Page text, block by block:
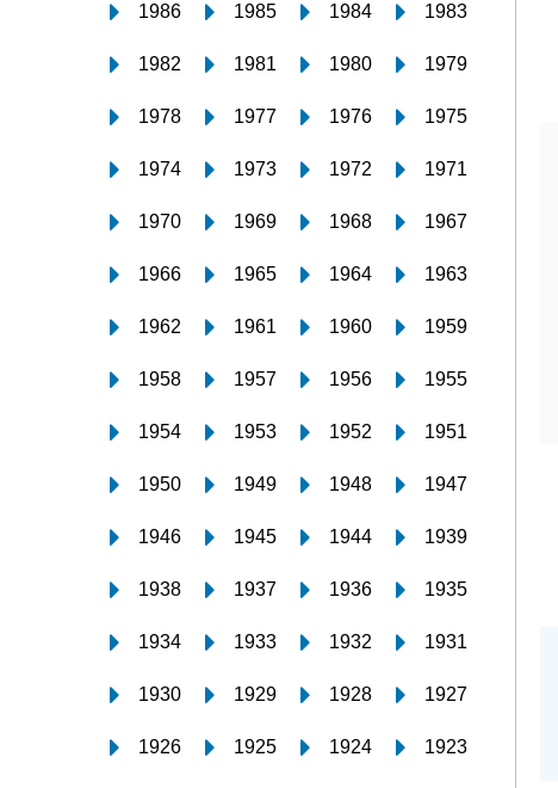
1986 1985 1984 1983
1982 1981 1980 1979
1978 1977 1976 1975
1974 1973 1972 1971
1970 1969 1968 1967
1966 1965 1964 1963
1962 1961 1960 1959
1958 1957 1956 1955
1954 1953 1952 1951
1950 1949 1948 1947
1946 1945 1944 1939
1938 1937 1936 1935
1934 1933 1932 1931
1930 1929 1928 1927
1926 1925 1924 1923